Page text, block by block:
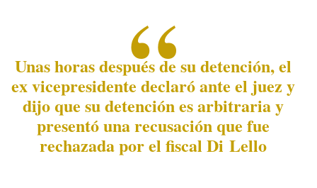
Unas horas después de su detención, el
ex vicepresidente declaró ante el juez y
dijo que su detención es arbitraria y
presentó una recusación que fue
rechazada por el fiscal Di Lello